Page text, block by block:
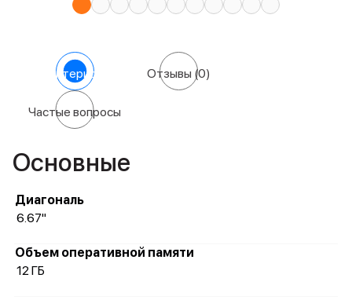
Характеристики Отзывы (0)
Частые вопросы
Основные
Диагональ
6.67"
Объем оперативной памяти
12 ГБ